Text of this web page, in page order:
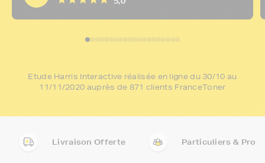
Etude Harris Interactive réalisée en ligne du 30/10 au
11/11/2020 auprès de 871 clients FranceToner
Livraison Offerte Particuliers & Pro